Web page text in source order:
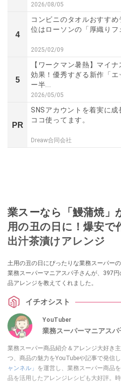
2026/08/05
4
コンビニのタオルおすすめ
位はローソンの「厚織りフ
2025/02/09
5
【ワークマン暑熱】マイ
効果！優秀すぎる新作「エ
ー半...
2026/05/05
PR
SNSアカウントを着実に成
ココ使ってます。
Dreaw合同会社
業スーなら「鰻蒲焼」
用の丑の日に！爆安で
出汁茶漬けアレンジ
土用の丑の日にぴったりな業務スーパー
業務スーパーマニアスパ子さんが、397
品アレンジを教えてくれました。
イチオシスト
YouTuber
業務スーパーマニアスパ
業務スーパー商品紹介＆アレンジ大好き
つ、商品の魅力をYouTubeや記事で発信
ャンネル」 を運営し、業務スーパー商品
品を活用したアレンジレシピも大好評。